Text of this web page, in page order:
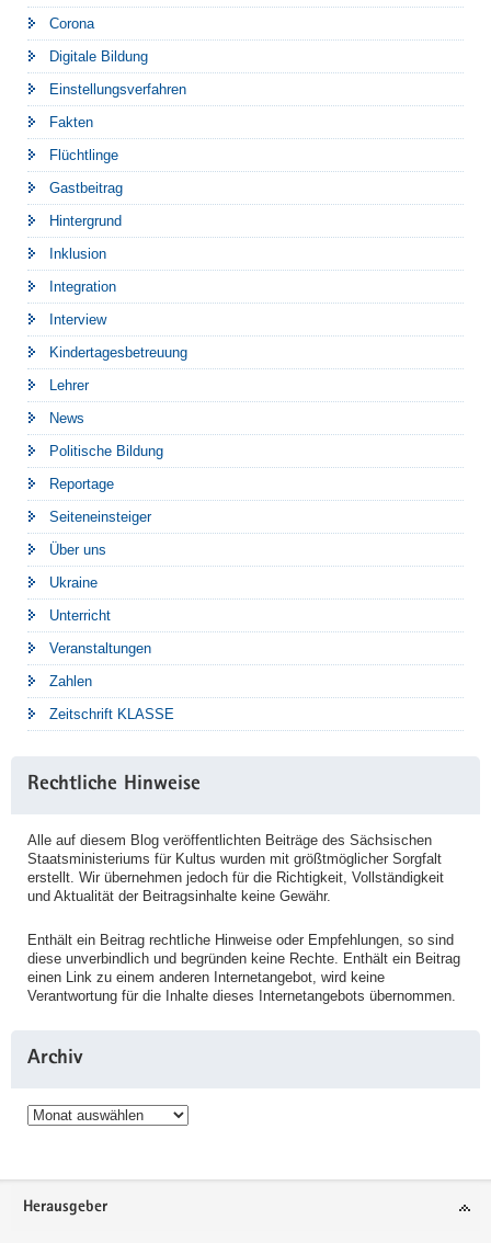
Corona
Digitale Bildung
Einstellungsverfahren
Fakten
Flüchtlinge
Gastbeitrag
Hintergrund
Inklusion
Integration
Interview
Kindertagesbetreuung
Lehrer
News
Politische Bildung
Reportage
Seiteneinsteiger
Über uns
Ukraine
Unterricht
Veranstaltungen
Zahlen
Zeitschrift KLASSE
Rechtliche Hinweise
Alle auf diesem Blog veröffentlichten Beiträge des Sächsischen
Staatsministeriums für Kultus wurden mit größtmöglicher Sorgfalt
erstellt. Wir übernehmen jedoch für die Richtigkeit, Vollständigkeit
und Aktualität der Beitragsinhalte keine Gewähr.
Enthält ein Beitrag rechtliche Hinweise oder Empfehlungen, so sind
diese unverbindlich und begründen keine Rechte. Enthält ein Beitrag
einen Link zu einem anderen Internetangebot, wird keine
Verantwortung für die Inhalte dieses Internetangebots übernommen.
Archiv
Archiv
Service
Herausgeber